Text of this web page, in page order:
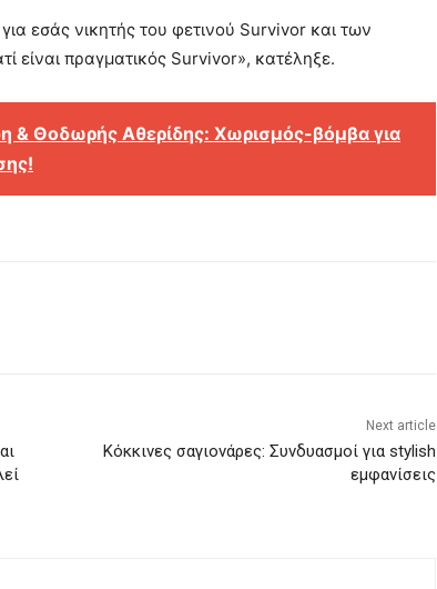
εσάς νικητής του φετινού Survivor και των
είναι πραγματικός Survivor», κατέληξε.
& Θοδωρής Αθερίδης: Χωρισμός-βόμβα για
Next article
Κόκκινες σαγιονάρες: Συνδυασμοί για stylish
εμφανίσεις